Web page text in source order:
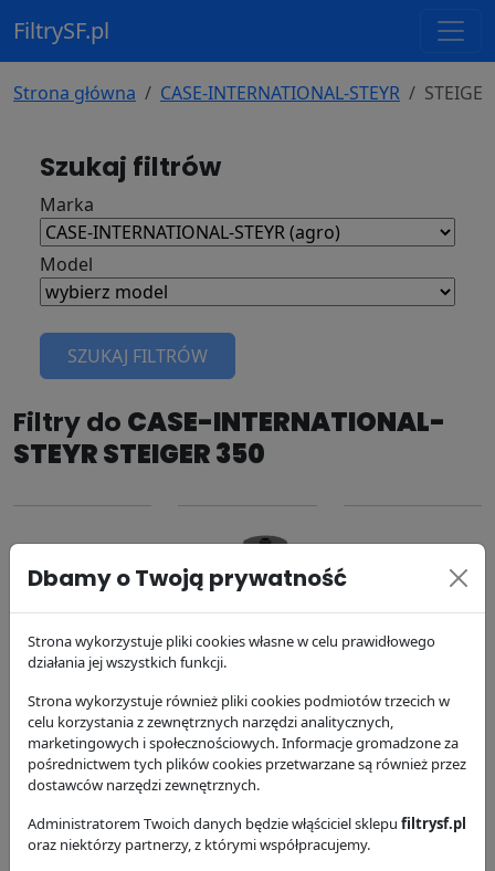
FiltrySF.pl
Strona główna CASE-INTERNATIONAL-STEYR
Szukaj filtrów
Marka
Model
SZUKAJ FILTRÓW
Filtry do CASE-INTERNATIONAL-
STEYR STEIGER 350
Filtr oleju
SO4958
SF Filter
153.05 zł
Filtr paliwa
SK48550
SF Filter
163.23 zł
Odpowietrznik
SF Filter
254.15 zł
Dbamy o Twoją prywatność
Strona wykorzystuje pliki cookies własne w celu prawidłowego
działania jej wszystkich funkcji.
Strona wykorzystuje również pliki cookies podmiotów trzecich w
celu korzystania z zewnętrznych narzędzi analitycznych,
marketingowych i społecznościowych. Informacje gromadzone za
pośrednictwem tych plików cookies przetwarzane są również przez
dostawców narzędzi zewnętrznych.
Administratorem Twoich danych będzie włąściciel sklepu filtrysf.pl
oraz niektórzy partnerzy, z którymi współpracujemy.